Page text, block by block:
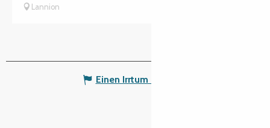
Lannion
Einen Irrtum angeben